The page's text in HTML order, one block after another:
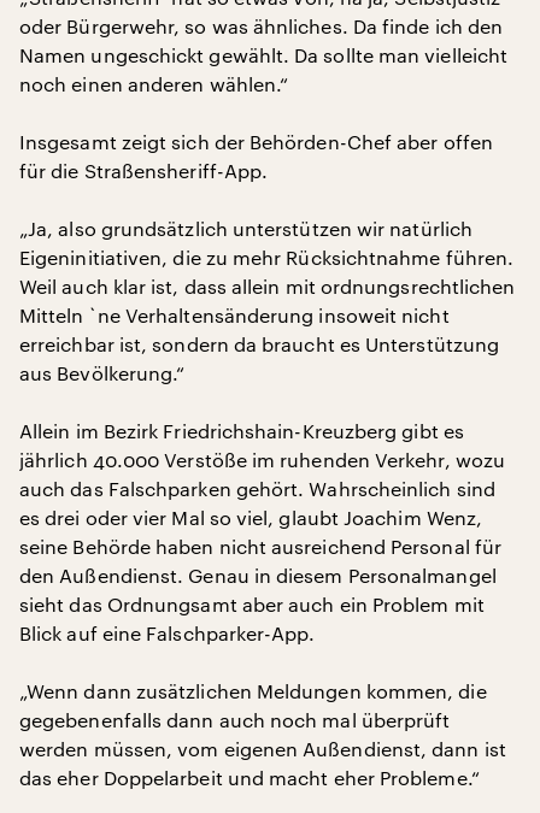
oder Bürgerwehr, so was ähnliches. Da finde ich den
Namen ungeschickt gewählt. Da sollte man vielleicht
noch einen anderen wählen.“
Insgesamt zeigt sich der Behörden-Chef aber offen
für die Straßensheriff-App.
„Ja, also grundsätzlich unterstützen wir natürlich
Eigeninitiativen, die zu mehr Rücksichtnahme führen.
Weil auch klar ist, dass allein mit ordnungsrechtlichen
Mitteln `ne Verhaltensänderung insoweit nicht
erreichbar ist, sondern da braucht es Unterstützung
aus Bevölkerung.“
Allein im Bezirk Friedrichshain-Kreuzberg gibt es
jährlich 40.000 Verstöße im ruhenden Verkehr, wozu
auch das Falschparken gehört. Wahrscheinlich sind
es drei oder vier Mal so viel, glaubt Joachim Wenz,
seine Behörde haben nicht ausreichend Personal für
den Außendienst. Genau in diesem Personalmangel
sieht das Ordnungsamt aber auch ein Problem mit
Blick auf eine Falschparker-App.
„Wenn dann zusätzlichen Meldungen kommen, die
gegebenenfalls dann auch noch mal überprüft
werden müssen, vom eigenen Außendienst, dann ist
das eher Doppelarbeit und macht eher Probleme.“